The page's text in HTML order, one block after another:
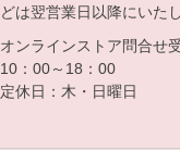
どは翌営業日以降にいた
オンラインストア問合せ
10：00～18：00
定休日：木・日曜日